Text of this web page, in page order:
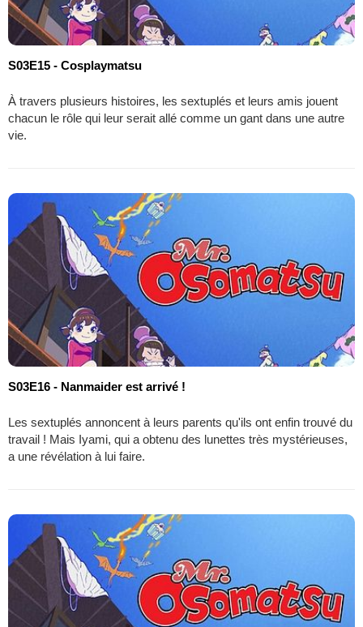
S03E15 - Cosplaymatsu
À travers plusieurs histoires, les sextuplés et leurs amis jouent
chacun le rôle qui leur serait allé comme un gant dans une autre
vie.
S03E16 - Nanmaider est arrivé !
Les sextuplés annoncent à leurs parents qu'ils ont enfin trouvé du
travail ! Mais Iyami, qui a obtenu des lunettes très mystérieuses,
a une révélation à lui faire.